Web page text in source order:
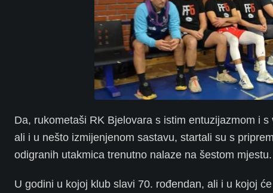
Da, rukometaši RK Bjelovara s istim entuzijazmom i
ali i u nešto izmijenjenom sastavu, startali su s
odigranih utakmica trenutno nalaze na šestom mjestu.
U godini u kojoj klub slavi 70. rođendan, ali i u kojoj